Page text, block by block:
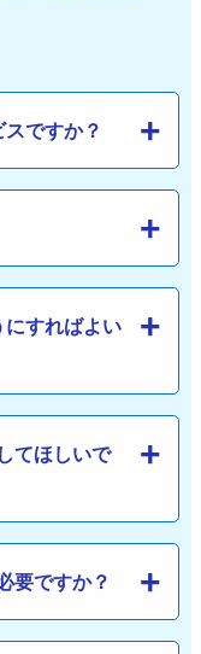
ですか？
にすればよい
てほしいで
要ですか？